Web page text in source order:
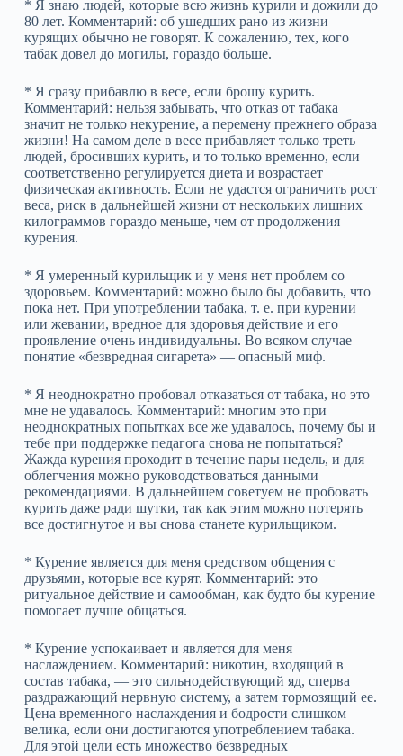
* Я знаю людей, которые всю жизнь курили и дожили до
80 лет. Комментарий: об ушедших рано из жизни
курящих обычно не говорят. К сожалению, тех, кого
табак довел до могилы, гораздо больше.
* Я сразу прибавлю в весе, если брошу курить.
Комментарий: нельзя забывать, что отказ от табака
значит не только некурение, а перемену прежнего образа
жизни! На самом деле в весе прибавляет только треть
людей, бросивших курить, и то только временно, если
соответственно регулируется диета и возрастает
физическая активность. Если не удастся ограничить рост
веса, риск в дальнейшей жизни от нескольких лишних
килограммов гораздо меньше, чем от продолжения
курения.
* Я умеренный курильщик и у меня нет проблем со
здоровьем. Комментарий: можно было бы добавить, что
пока нет. При употреблении табака, т. е. при курении
или жевании, вредное для здоровья действие и его
проявление очень индивидуальны. Во всяком случае
понятие «безвредная сигарета» — опасный миф.
* Я неоднократно пробовал отказаться от табака, но это
мне не удавалось. Комментарий: многим это при
неоднократных попытках все же удавалось, почему бы и
тебе при поддержке педагога снова не попытаться?
Жажда курения проходит в течение пары недель, и для
облегчения можно руководствоваться данными
рекомендациями. В дальнейшем советуем не пробовать
курить даже ради шутки, так как этим можно потерять
все достигнутое и вы снова станете курильщиком.
* Курение является для меня средством общения с
друзьями, которые все курят. Комментарий: это
ритуальное действие и самообман, как будто бы курение
помогает лучше общаться.
* Курение успокаивает и является для меня
наслаждением. Комментарий: никотин, входящий в
состав табака, — это сильнодействующий яд, сперва
раздражающий нервную систему, а затем тормозящий ее.
Цена временного наслаждения и бодрости слишком
велика, если они достигаются употреблением табака.
Для этой цели есть множество безвредных